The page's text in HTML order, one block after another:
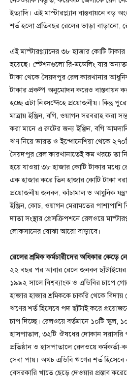
ইত্যাদি। এই মাস্টারপ্ল্যান বাস্তবায়নে
শর্ত হলো প্রতিবছর রেলের ভাড়া বাড়ানো,
এই মাস্টারপ্ল্যানের ৩৮ হাজার কোটি
হয়েছে। স্টেশনগুলো রি-মডেলিং যার
টাকা থেকে সৈয়দপুর রেল কারখানার
টাকার প্রকল্প অনুমোদন করেও বাস্তবায়ন
হচ্ছে এটা নিঃসন্দেহে প্রয়োজনীয়। কিন্তু
মাত্রায় ইঞ্জিন, বগি, ওয়াগন সরবরাহ করা
করা মানে এ রুটের জন্য ইঞ্জিন, বগি
ঋণ নিয়ে ভারত ও ইন্দোনেশিয়া থেকে
সৈয়দপুর রেল কারখানাতেই কম খরচে তা
হয়ে যাওয়া ৩৮ হাজার কোটি টাকার মধ্যে
এক হাজার করে তিন হাজার কোটি টাকা
প্রয়োজনীয় জনবল, কাঁচামাল ও আধুনিক
ইঞ্জিন, কোচ, ওয়াগন মেরামতের পাশাপাশি
দাতা সংস্থার প্রেসক্রিপশনে রেলওয়ে
লোকসানের বোঝা আরো বাড়াবে।
রেলের শ্রমিক কর্মচারীদের অধিকার কেড়ে
২২ বছর পর আবার রেলে জনবল ছাঁটাইয়ের
১৯৯২ সালে বিশ্বব্যাংক ও এডিবির চাপে
হাজার হাজার শ্রমিককে চাকরি থেকে
ঋণের শর্ত হিসেবে পদ ছাঁটাই করে
চাপ দিচ্ছে। রেলওয়ে বর্তমানে ১০টি স্কুল,
হাসপাতাল, ৩২টি ঔষধের দোকান সরাসরি
প্রতিষ্ঠান ও হাসপাতালে রেলওয়ে
সেবা পায়। অথচ এডিবি ঋণের শর্ত
বেসরকারি খাতে ছেড়ে দেওয়ার প্রস্তাব